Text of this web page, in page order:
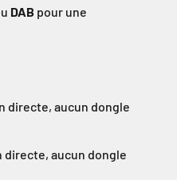
DAB pour une
directe, aucun dongle
aucun dongle